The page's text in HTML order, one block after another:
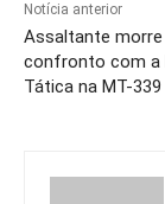
Notícia anterior
Assaltante morre
confronto com a
Tática na MT-339